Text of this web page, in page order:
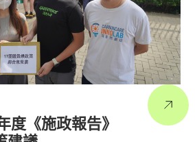
《施政報告》